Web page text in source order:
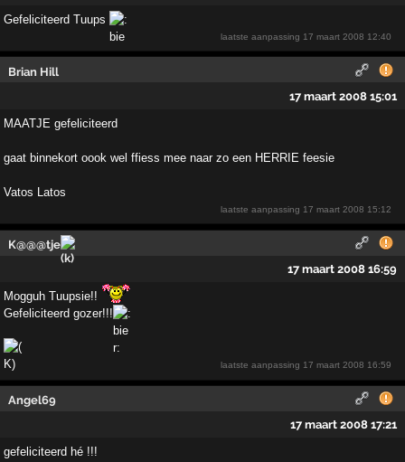
Gefeliciteerd Tuups
laatste aanpassing 17 maart 2008 12:40
Brian Hill
17 maart 2008 15:01
MAATJE gefeliciteerd
gaat binnekort oook wel ffiess mee naar zo een HERRIE feesie
Vatos Latos
laatste aanpassing 17 maart 2008 15:12
K@@@tje
17 maart 2008 16:59
Mogguh Tuupsie!!
Gefeliciteerd gozer!!!
laatste aanpassing 17 maart 2008 16:59
Angel69
17 maart 2008 17:21
gefeliciteerd hé !!!